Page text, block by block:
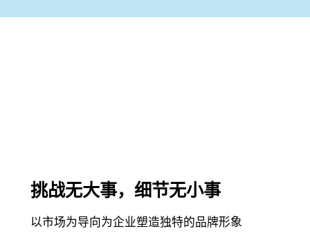
挑战无大事，细节无小事
以市场为导向为企业塑造独特的品牌形象